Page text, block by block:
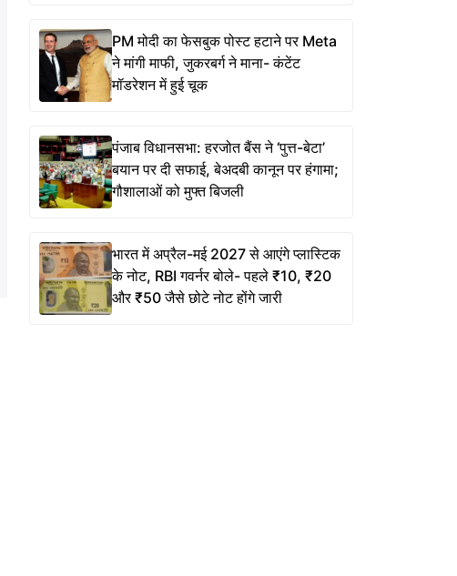
PM मोदी का फेसबुक पोस्ट हटाने पर Meta
ने मांगी माफी, जुकरबर्ग ने माना- कंटेंट
मॉडरेशन में हुई चूक
पंजाब विधानसभा: हरजोत बैंस ने ‘पुत्त-बेटा’
बयान पर दी सफाई, बेअदबी कानून पर हंगामा;
गौशालाओं को मुफ्त बिजली
भारत में अप्रैल-मई 2027 से आएंगे प्लास्टिक
के नोट, RBI गवर्नर बोले- पहले ₹10, ₹20
और ₹50 जैसे छोटे नोट होंगे जारी